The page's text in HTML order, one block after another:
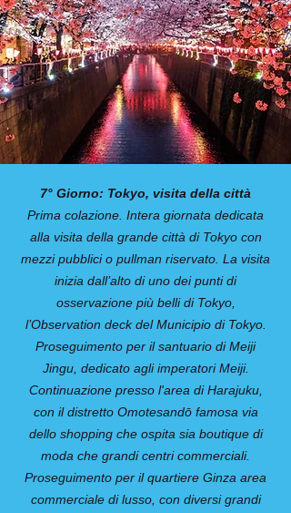
7° Giorno: Tokyo, visita della città
Prima colazione. Intera giornata dedicata
alla visita della grande città di Tokyo con
mezzi pubblici o pullman riservato. La visita
inizia dall’alto di uno dei punti di
osservazione più belli di Tokyo,
l’Observation deck del Municipio di Tokyo.
Proseguimento per il santuario di Meiji
Jingu, dedicato agli imperatori Meiji.
Continuazione presso l'area di Harajuku,
con il distretto Omotesandō famosa via
dello shopping che ospita sia boutique di
moda che grandi centri commerciali.
Proseguimento per il quartiere Ginza area
commerciale di lusso, con diversi grandi